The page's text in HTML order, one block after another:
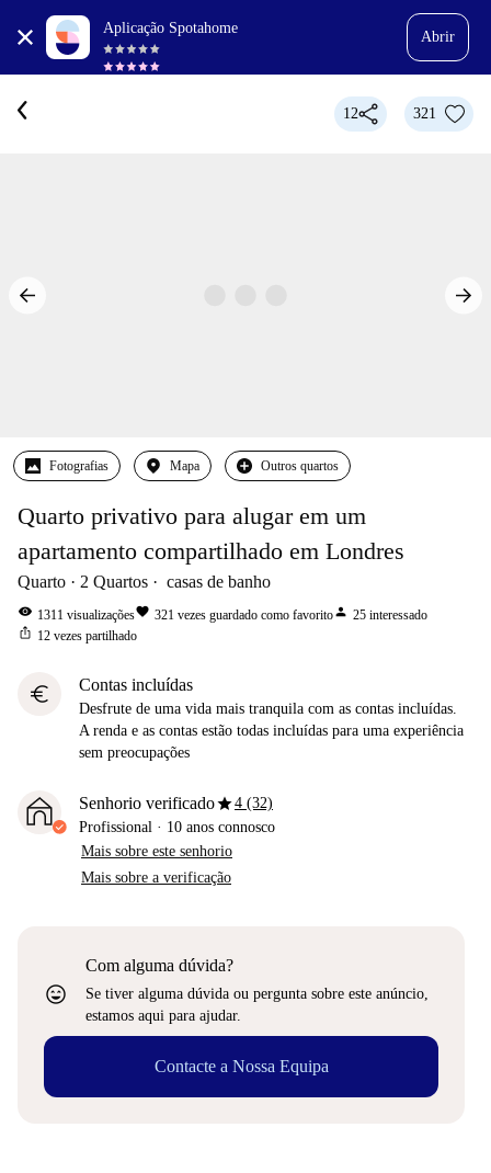
Aplicação Spotahome
Abrir
12 321
Fotografias Mapa Outros quartos
Quarto privativo para alugar em um
apartamento compartilhado em Londres
Quarto 2 Quartos casas de banho
visibility 1311 visualizaçõesfavorite 321 vezes guardado como favoritoperson 25 interessado
ios_share 12 vezes partilhado
euro Contas incluídas
Desfrute de uma vida mais tranquila com as contas incluídas.
A renda e as contas estão todas incluídas para uma experiência
sem preocupações
Senhorio verificadostar4 (32)
Profissional · 10 anos connosco
Mais sobre este senhorio
Mais sobre a verificação
sentiment_very_satisfied
Com alguma dúvida?
Se tiver alguma dúvida ou pergunta sobre este anúncio,
estamos aqui para ajudar.
Contacte a Nossa Equipa